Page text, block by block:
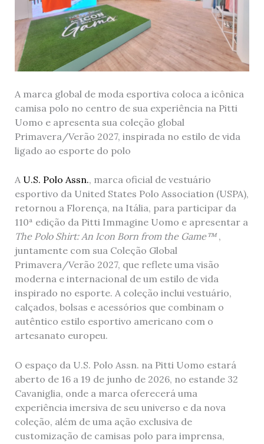
A marca global de moda esportiva coloca a icônica
camisa polo no centro de sua experiência na Pitti
Uomo e apresenta sua coleção global
Primavera/Verão 2027, inspirada no estilo de vida
ligado ao esporte do polo
A U.S. Polo Assn., marca oficial de vestuário
esportivo da United States Polo Association (USPA),
retornou a Florença, na Itália, para participar da
110ª edição da Pitti Immagine Uomo e apresentar a
The Polo Shirt: An Icon Born from the Game™,
juntamente com sua Coleção Global
Primavera/Verão 2027, que reflete uma visão
moderna e internacional de um estilo de vida
inspirado no esporte. A coleção inclui vestuário,
calçados, bolsas e acessórios que combinam o
autêntico estilo esportivo americano com o
artesanato europeu.
O espaço da U.S. Polo Assn. na Pitti Uomo estará
aberto de 16 a 19 de junho de 2026, no estande 32
Cavaniglia, onde a marca oferecerá uma
experiência imersiva de seu universo e da nova
coleção, além de uma ação exclusiva de
customização de camisas polo para imprensa,